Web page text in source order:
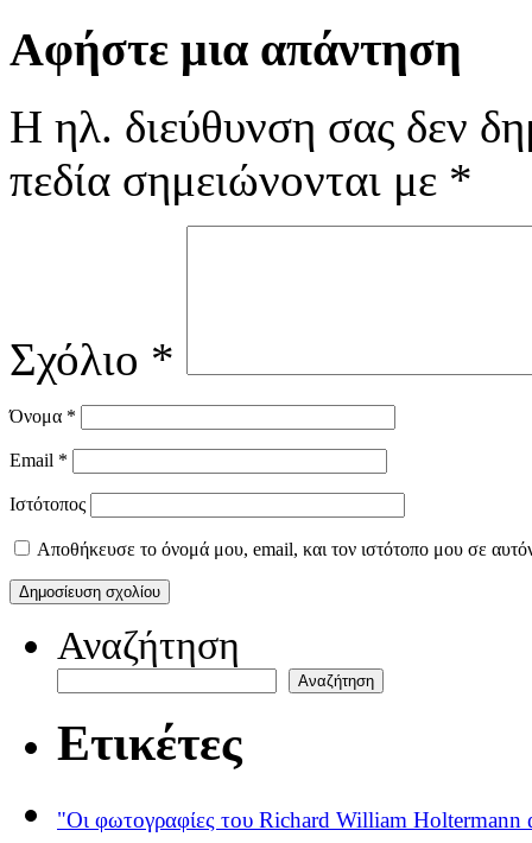
Αφήστε μια απάντηση
Η ηλ. διεύθυνση σας δεν
πεδία σημειώνονται με *
Σχόλιο *
Όνομα *
Email *
Ιστότοπος
Αποθήκευσε το όνομά μου, email, και τον ιστότοπο μου σε
Αναζήτηση
Αναζήτηση
Ετικέτες
"Οι φωτογραφίες του Richard William Holtermann